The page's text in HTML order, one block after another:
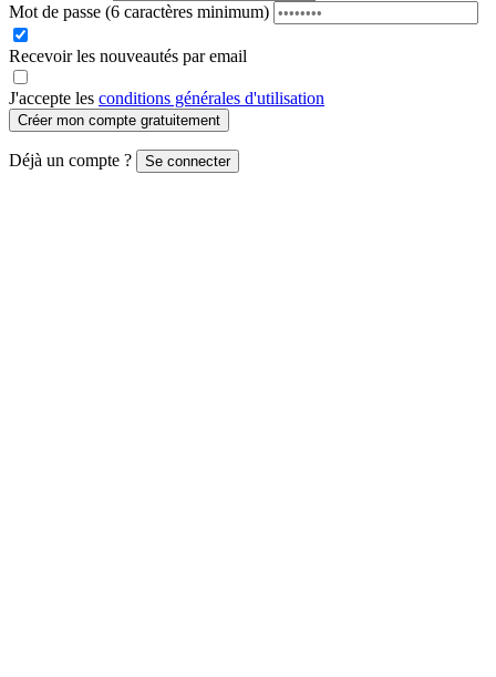
Mot de passe (6 caractères minimum)
Recevoir les nouveautés par email
J'accepte les conditions générales d'utilisation
Créer mon compte gratuitement
Déjà un compte ? Se connecter